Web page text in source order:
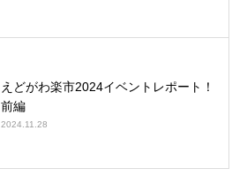
えどがわ楽市2024イベントレポート！
前編
2024.11.28